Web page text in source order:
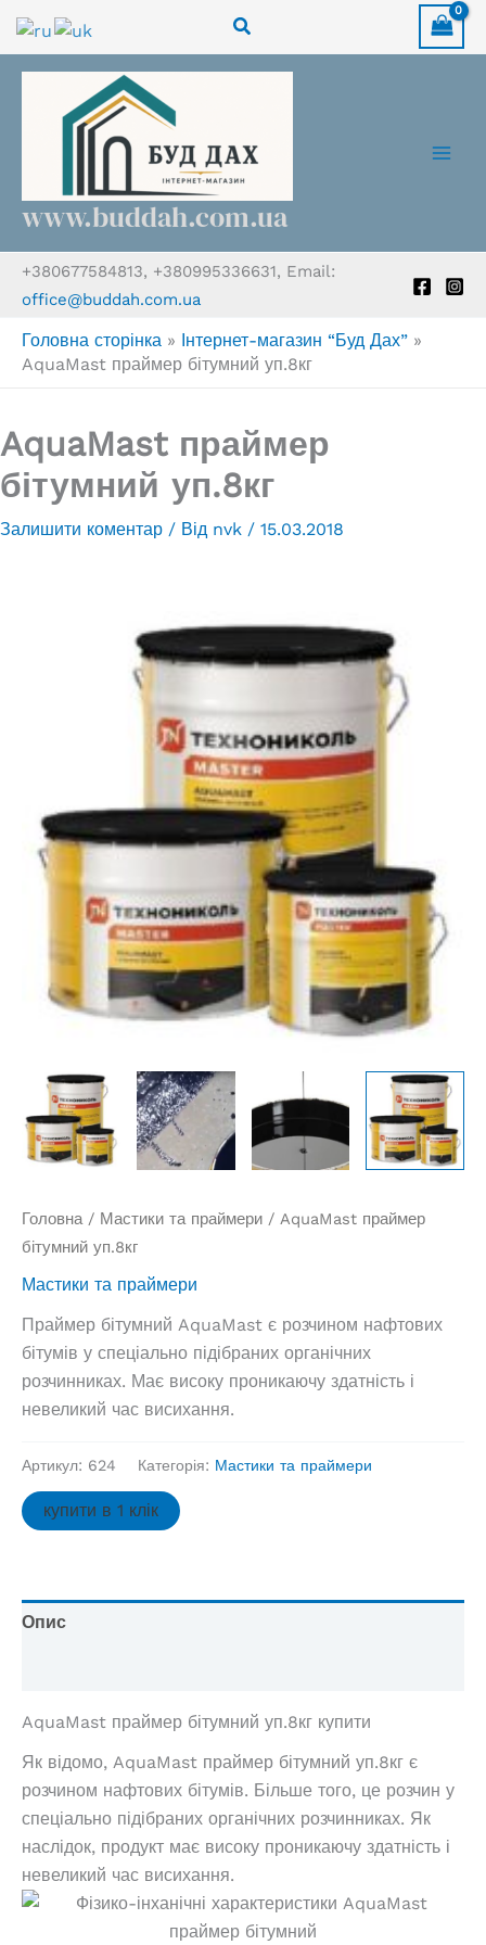
Перейти
до
вмісту
Пошук
www.buddah.com.ua
+380677584813, +380995336631, Email:
office@buddah.com.ua
Головна сторінка » Інтернет-магазин “Буд Дах” »
AquaMast праймер бітумний уп.8кг
AquaMast праймер
бітумний уп.8кг
Залишити коментар / Від nvk / 15.03.2018
Головна/ Мастики та праймери / AquaMast праймер
бітумний уп.8кг
Мастики та праймери
Праймер бітумний AquaMast є розчином нафтових
бітумів у спеціально підібраних органічних
розчинниках. Має високу проникаючу здатність і
невеликий час висихання.
Артикул: 624 Категорія: Мастики та праймери
купити в 1 клік
Опис
AquaMast праймер бітумний уп.8кг купити
Як відомо, AquaMast праймер бітумний уп.8кг є
розчином нафтових бітумів. Більше того, це розчин у
спеціально підібраних органічних розчинниках. Як
наслідок, продукт має високу проникаючу здатність і
невеликий час висихання.